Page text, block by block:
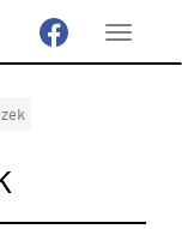
Toggle